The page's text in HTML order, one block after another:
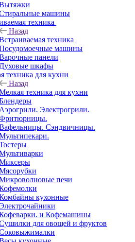
машины
техника
Назад
техника
машины
панели
Духовые шкафы
техника для кухни
Назад
техника для кухни
Аэрогрили. Электрогрили.
Сэндвичницы.
печи
кухонные
и Кофемашины
для овощей и фруктов